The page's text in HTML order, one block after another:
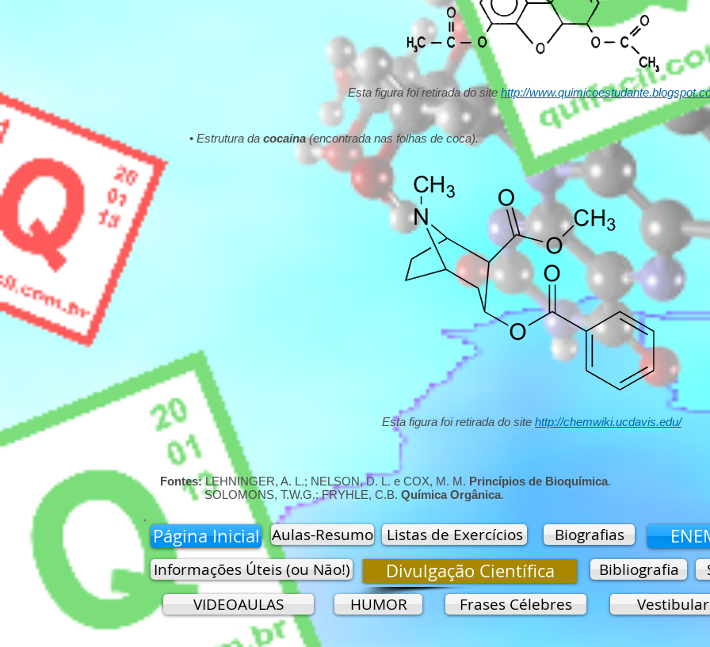
Esta figura foi retirada do site http://
• Estrutura da cocaína(encontrada nas folhas de coca).
Esta figura foi retirada do site http://chemwiki.ucdavis.edu/
Fontes:LEHNINGER, A. L.; NELSON, D. L. e COX, M. M. Princípios de Bioquímica.
SOLOMONS, T.W.G.; FRYHLE, C.B. Química Orgânica.
Página Inicial Aulas-Resumo Listas de Exercícios Biografias
Informações Úteis (ou Não!) Divulgação Científica
VIDEOAULAS HUMOR Frases Célebres
Bibliografia